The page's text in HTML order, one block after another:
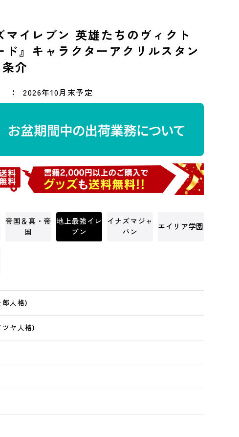
マイレブン 英雄たちのヴィクト
ド』キャラクターアクリルスタン
介
2026年10月末予定
帝国＆真・帝
国
地上最強イレ
ブン
イナズマジャ
パン
エイリア学園
人格)
ヤ人格)